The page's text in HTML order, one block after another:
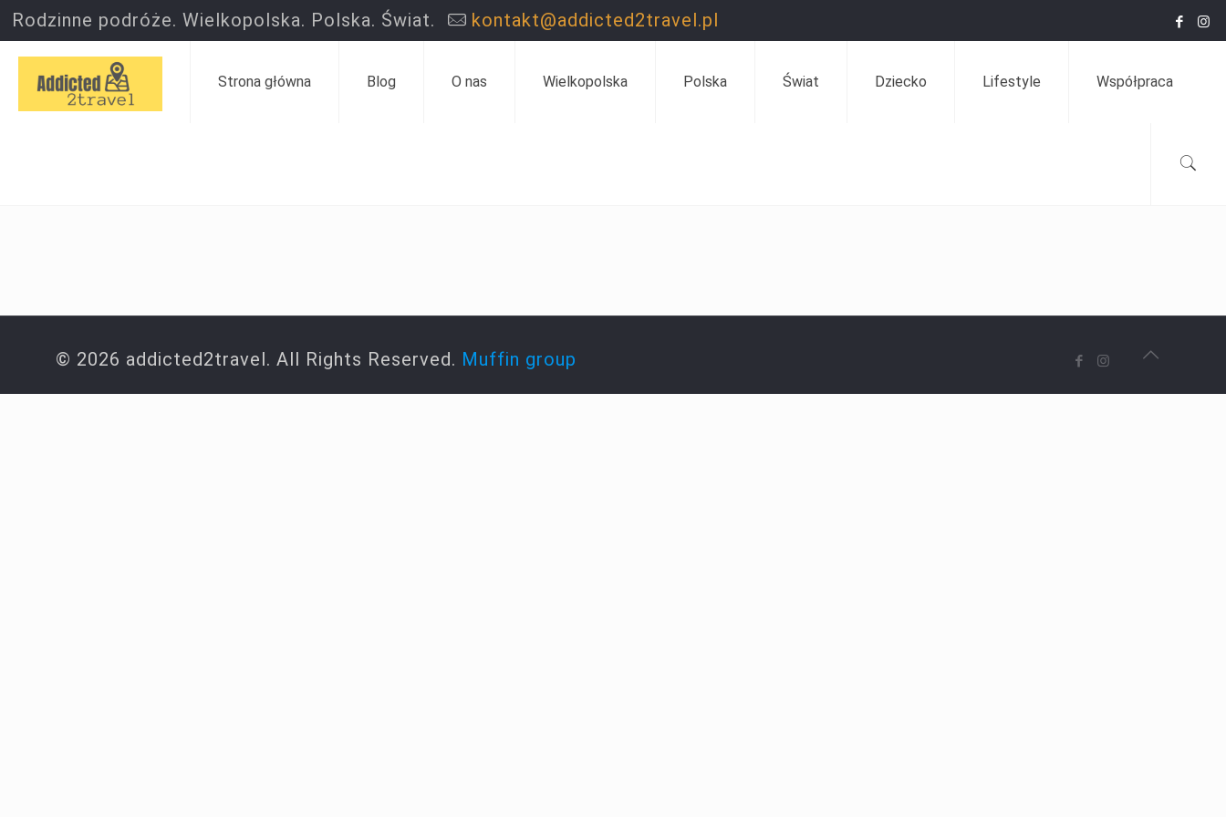
Rodzinne podróże. Wielkopolska. Polska. Świat. kontakt@addicted2travel.pl
Strona główna Blog O nas Wielkopolska Polska Świat Dziecko Lifestyle Współpraca
© 2026 addicted2travel. All Rights Reserved. Muffin group